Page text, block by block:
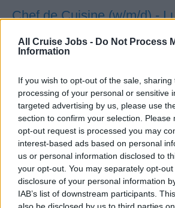
All Cruise Jobs - Do Not Process
Information
If you wish to opt-out of the sale,
processing of your personal or sensitive
targeted advertising by us, please use
section to confirm your selection. Please
opt-out request is processed you may
interest-based ads based on personal
us or personal information disclosed to
your opt-out. You may separately opt-
disclosure of your personal information
IAB’s list of downstream participants.
Chef de Cuisine (w/m/d) -
Leite als Chef de Cuisine an Bord
Kreuzfahrtschiffe die gesamte Galley,
Restaurants.
11. Juli 2026 - sea chefs Human
Anzeige in deutscher Sprache